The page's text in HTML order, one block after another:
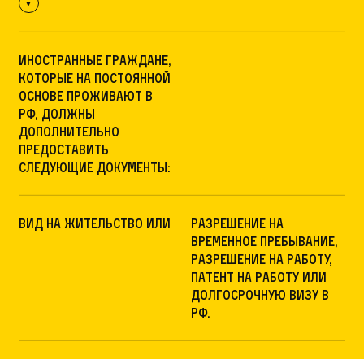
Иностранные граждане,
которые на постоянной
основе проживают в
РФ, должны
дополнительно
предоставить
следующие документы:
вид на жительство или
разрешение на
временное пребывание,
разрешение на работу,
патент на работу или
долгосрочную визу в
РФ.